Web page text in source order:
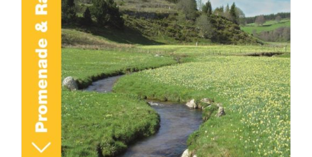
ACHETER LE PRODUIT / DÉTAILS